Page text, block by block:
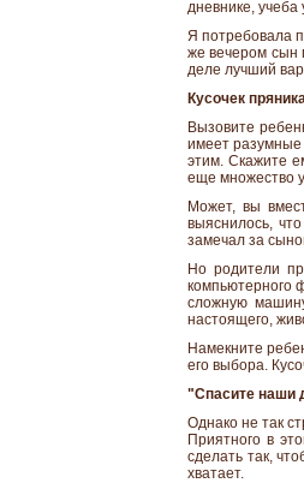
дневнике,
Я потребовала
же вечером сын
деле лучший
Кусочек
Вызовите
имеет разумные
этим. Скажите
еще множество
Может, вы
выяснилось,
замечал за
Но родители
компьютерного
сложную
настоящего,
Намекните
его выбора.
"Спасите наши
Однако не так
Приятного в
сделать так,
хватает.